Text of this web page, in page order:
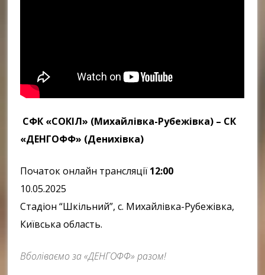
СФК «СОКІЛ» (Михайлівка-Рубежівка) – СК
«ДЕНГОФФ» (Денихівка)
Початок онлайн трансляції 12:00
10.05.2025
Стадіон “Шкільний”, с. Михайлівка-Рубежівка,
Київська область.
Вболіваємо за «ДЕНГОФФ» разом!